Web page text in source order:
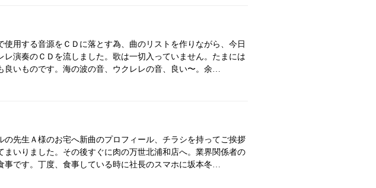
使用する音源をＣＤに落とす為、曲のリストを作りながら、今日
レ演奏のＣＤを流しました。歌は一切入っていません。たまには
良いものです。海の波の音、ウクレレの音、良い〜。余…
の先生Ａ様のお宅へ新曲のプロフィール、チラシを持ってご挨拶
まいりました。その後すぐに肉の万世北浦和店へ。業界関係者の
事です。丁度、食事している時に社長のスマホに坂本冬…